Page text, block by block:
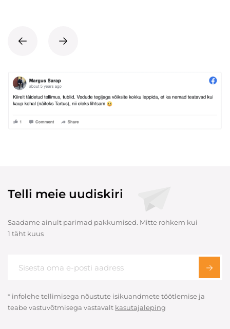
Telli meie uudiskiri
Saadame ainult parimad pakkumised. Mitte rohkem kui
1 täht kuus
* infolehe tellimisega nõustute isikuandmete töötlemise ja
teabe vastuvõtmisega vastavalt kasutajaleping